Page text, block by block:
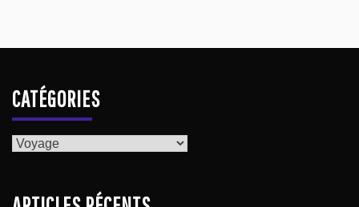
CATÉGORIES
Catégories